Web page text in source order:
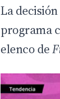
La
programa
elenco de